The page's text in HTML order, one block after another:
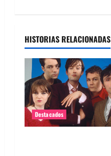
c
ó
n
d
HISTORIAS RELACIONADAS
Destacados